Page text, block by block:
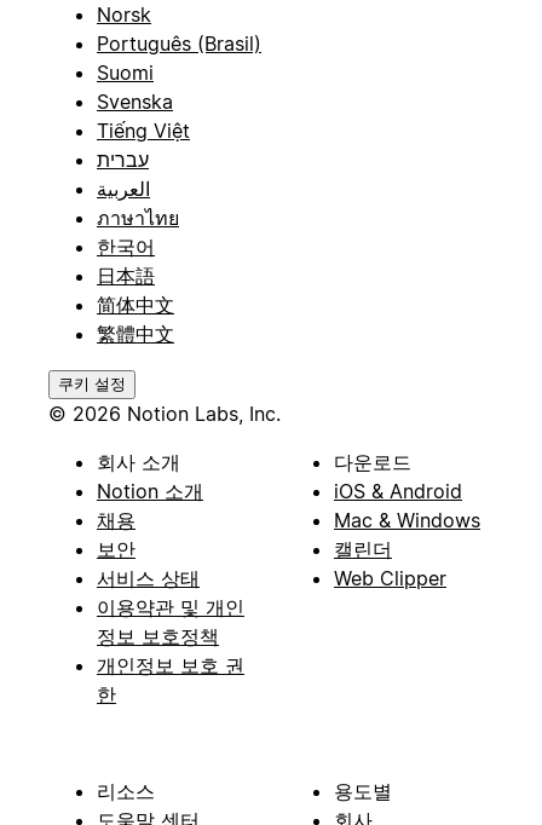
Norsk
Português (Brasil)
Suomi
Svenska
Tiếng Việt
עברית
العربية
ภาษาไทย
한국어
日本語
简体中文
繁體中文
쿠키 설정
© 2026 Notion Labs, Inc.
회사 소개
Notion 소개
채용
보안
서비스 상태
이용약관 및 개인
정보 보호정책
개인정보 보호 권
한
다운로드
iOS & Android
Mac & Windows
캘린더
Web Clipper
리소스
용도별